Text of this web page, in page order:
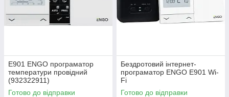
E901 ENGO програматор
температури провідний
(932322911)
Готово до відправки
Бездротовий інтернет-
програматор ENGO E901 Wi-
Fi
Готово до відправки